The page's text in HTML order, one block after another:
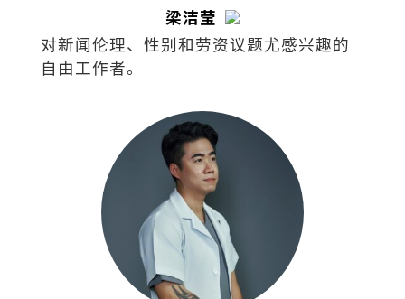
梁洁莹
对新闻伦理、性别和劳资议题尤感兴趣的
自由工作者。